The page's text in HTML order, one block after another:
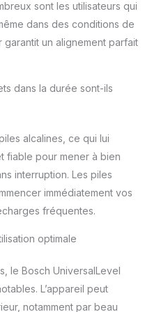
360,
liée à
sont les utilisateurs qui
dans des conditions de
un alignement parfait
dans la durée sont-ils
alcalines, ce qui lui
fiable pour mener à bien
interruption. Les piles
immédiatement vos
fréquentes.
optimale
le Bosch UniversalLevel
L’appareil peut
notamment par beau